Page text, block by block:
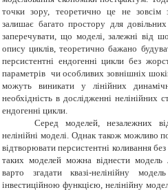
точки зору, теоретично це не зовсім
залишає багато простору для
заперечувати, що моделі, залежні від
опису циклів, теоретично бажано
персистентні ендогенні цикли без
параметрів чи особливих зовнішніх
можуть виникати у лінійних
необхідність в дослідженні нелінійних
ендогенні цикли.
Серед моделей, незалежних
нелінійні моделі. Однак також можливо
відтворювати персистентні коливання
таких моделей можна віднести модель
варто згадати квазі-нелінійну
інвестиційною функцією, нелінійну